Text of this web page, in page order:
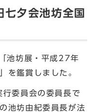
夕会池坊全国
池坊展・平成27年
を鑑賞しました。
委員会の委員長で
池坊由紀委員長が法